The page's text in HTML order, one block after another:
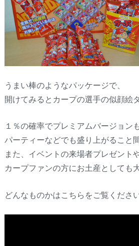
うまい棒のようなパッケージで、
開けてみるとカープの選手の似顔絵
１％の確率でプレミアムバージョン
パーティーなどでも盛り上がること
また、イベントの来場者プレゼント
カープファンの方にお土産としても
どんなものかはこちらをご覧ください